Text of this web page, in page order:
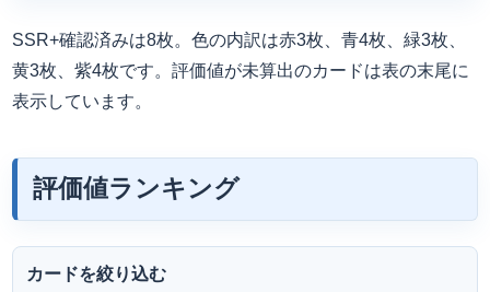
SSR+確認済みは8枚。色の内訳は赤3枚、青4枚、緑3枚、
黄3枚、紫4枚です。評価値が未算出のカードは表の末尾に
表示しています。
評価値ランキング
カードを絞り込む